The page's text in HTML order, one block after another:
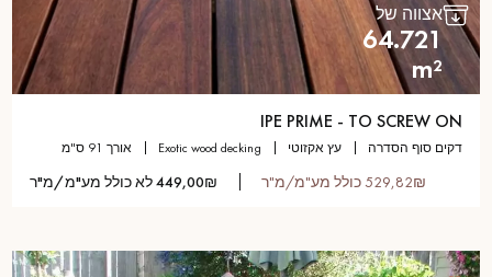
אצווה של
64.721
m²
IPE PRIME - TO SCREW ON
דקים סוף הסדרה עץ אקזוטי exotic wood decking אורך 91 ס"מ
529,82₪ כולל מע"מ/מ"ר 449,00₪ לא כולל מע"מ/מ"ר